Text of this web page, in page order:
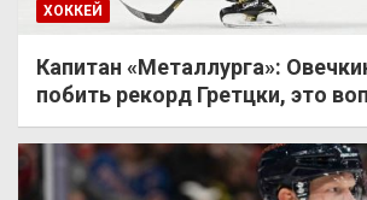
ХОККЕЙ
Капитан «Металлурга»:
побить рекорд Гретцки, это